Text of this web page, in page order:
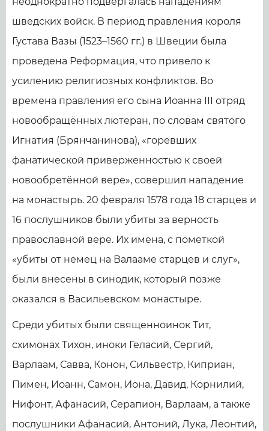
шведских войск. В период правления короля
Густава Вазы (1523–1560 гг.) в Швеции была
проведена Реформация, что привело к
усилению религиозных конфликтов. Во
времена правления его сына Иоанна III отряд
новообращённых лютеран, по словам святого
Игнатия (Брянчанинова), «горевших
фанатической приверженностью к своей
новообретённой вере», совершил нападение
на монастырь. 20 февраля 1578 года 18 старцев и
16 послушников были убиты за верность
православной вере. Их имена, с пометкой
«убиты от немец на Валааме старцев и слуг»,
были внесены в синодик, который позже
оказался в Васильевском монастыре.
Среди убитых были священноинок Тит,
схимонах Тихон, иноки Геласий, Сергий,
Варлаам, Савва, Конон, Сильвестр, Киприан,
Пимен, Иоанн, Самон, Иона, Давид, Корнилий,
Нифонт, Афанасий, Серапион, Варлаам, а также
послушники Афанасий, Антоний, Лука, Леонтий,